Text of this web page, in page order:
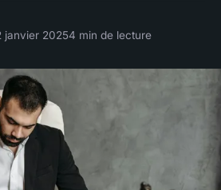
janvier 20254 min de lecture